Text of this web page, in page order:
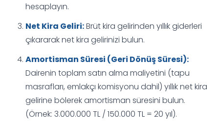
hesaplayın.
Net Kira Geliri:Brüt kira gelirinden yıllık giderleri
çıkararak net kira gelirinizi bulun.
Amortisman Süresi (Geri Dönüş Süresi):
Dairenin toplam satın alma maliyetini (tapu
masrafları, emlakçı komisyonu dahil) yıllık net kira
gelirine bölerek amortisman süresini bulun.
(Örnek: 3.000.000 TL / 150.000 TL = 20 yıl).